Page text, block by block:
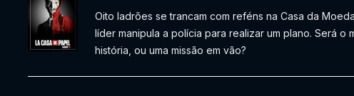
Oito ladrões se trancam com reféns na Casa da
líder manipula a polícia para realizar um plano. Será o
história, ou uma missão em vão?